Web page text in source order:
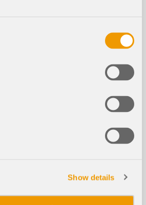
Show details
жёсткости кана